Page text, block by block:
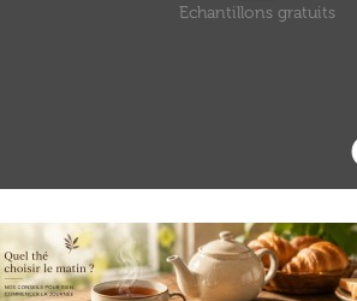
Echantillons gratuits